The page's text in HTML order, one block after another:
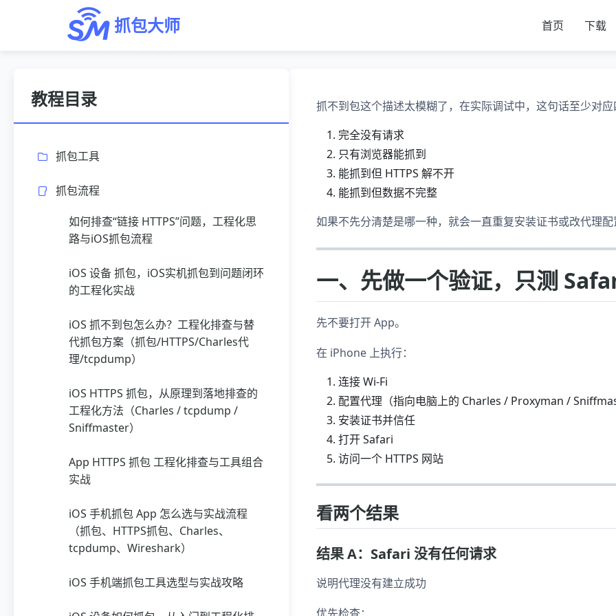
抓包大师 首页 下载
教程目录
抓包工具
抓包流程
如何排查“链接 HTTPS”问题，工程化思
路与iOS抓包流程
iOS 设备 抓包，iOS实机抓包到问题闭环
的工程化实战
iOS 抓不到包怎么办？工程化排查与替
代抓包方案（抓包/HTTPS/Charles代
理/tcpdump）
iOS HTTPS 抓包，从原理到落地排查的
工程化方法（Charles / tcpdump /
Sniffmaster）
App HTTPS 抓包 工程化排查与工具组合
实战
iOS 手机抓包 App 怎么选与实战流程
（抓包、HTTPS抓包、Charles、
tcpdump、Wireshark）
iOS 手机端抓包工具选型与实战攻略
抓不到包这个描述太模糊了，在实际调试中，这句话至少对应
完全没有请求
只有浏览器能抓到
能抓到但 HTTPS 解不开
能抓到但数据不完整
如果不先分清楚是哪一种，就会一直重复安装证书或改代理配
一、先做一个验证，只测
先不要打开 App。
在 iPhone 上执行：
连接 Wi-Fi
配置代理（指向电脑上的 Charles / Proxyman /
安装证书并信任
打开 Safari
访问一个 HTTPS 网站
看两个结果
结果 A：Safari 没有任何请求
说明代理没有建立成功